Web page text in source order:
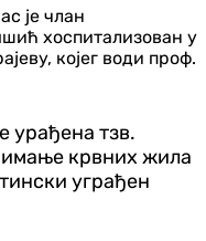
је члан
хоспитализован у
којег води проф.
урађена тзв.
крвних жила
уграђен